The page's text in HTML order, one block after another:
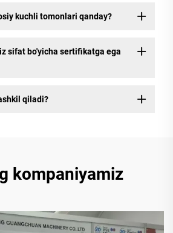
kuchli tomonlari qanday?
sifat bo'yicha sertifikatga ega
qiladi?
kompaniyamiz